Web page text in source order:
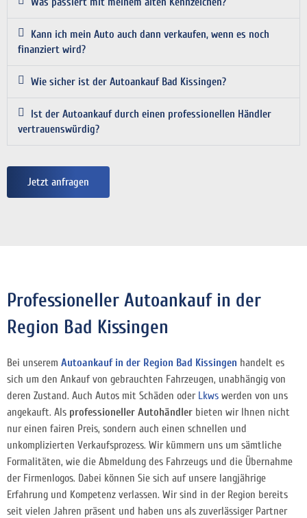
Kann ich mein Auto auch dann verkaufen, wenn es noch
finanziert wird?
Wie sicher ist der Autoankauf Bad Kissingen?
Ist der Autoankauf durch einen professionellen Händler
vertrauenswürdig?
Jetzt anfragen
Professioneller Autoankauf in der
Region Bad Kissingen
Bei unserem Autoankauf in der Region Bad Kissingen handelt es
sich um den Ankauf von gebrauchten Fahrzeugen, unabhängig von
deren Zustand. Auch Autos mit Schäden oder Lkws werden von uns
angekauft. Als professioneller Autohändler bieten wir Ihnen nicht
nur einen fairen Preis, sondern auch einen schnellen und
unkomplizierten Verkaufsprozess. Wir kümmern uns um sämtliche
Formalitäten, wie die Abmeldung des Fahrzeugs und die Übernahme
der Firmenlogos. Dabei können Sie sich auf unsere langjährige
Erfahrung und Kompetenz verlassen. Wir sind in der Region bereits
seit vielen Jahren präsent und haben uns als zuverlässiger Partner